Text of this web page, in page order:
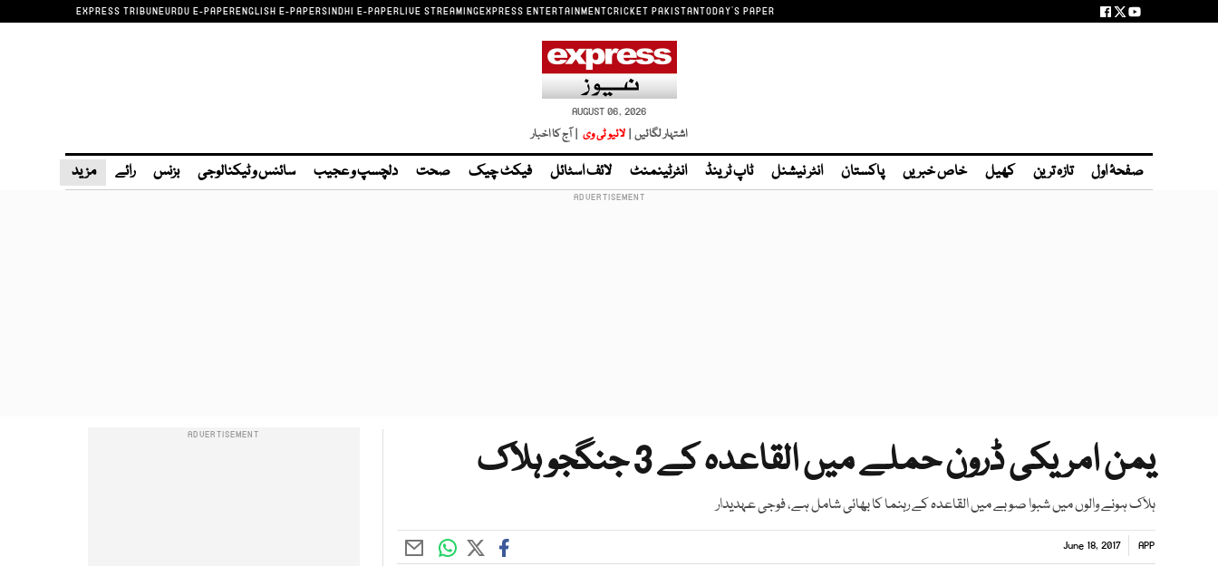
EXPRESS TRIBUNEURDU E-PAPERENGLISH E-PAPERSINDHI E-PAPERLIVE STREAMINGEXPRESS ENTERTAINMENTCRICKET PAKISTANTODAY'S PAPER
AUGUST 06, 2026
اشتہار لگائیں | لائیو ٹی وی | آج کا اخبار
صفحۂ اول تازہ ترین کھیل خاص خبریں پاکستان انٹر نیشنل ٹاپ ٹرینڈ انٹرٹینمنٹ لائف اسٹائل فیکٹ چیک صحت دلچسپ و عجیب سائنس و ٹیکنالوجی بزنس رائے مزید
یمن امریکی ڈرون حملے میں القاعدہ کے 3 جنگجو ہلاک
ہلاک ہونے والوں میں شبوا صوبے میں القاعدہ کے رہنما کا بھائی شامل ہے، فوجی عہدیدار
APP
June 18, 2017